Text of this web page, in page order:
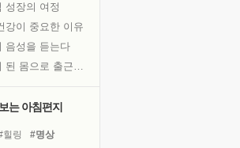
성장의 여정
강이 중요한 이유
음성을 듣는다
흙이 된 몸으로 출근하는 여자
는 아침편지
힐링
#명상